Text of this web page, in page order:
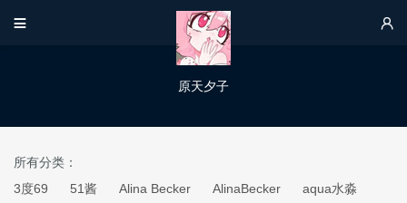
 
原天夕子
所有分类：
3度69
51酱 Alina Becker AlinaBecker
aqua水淼